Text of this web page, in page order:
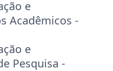
e
Acadêmicos -
e
Pesquisa -